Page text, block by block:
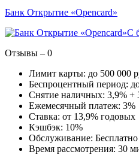
Банк Открытие «Opencard»
С
Отзывы – 0
Лимит карты: до 500 000
Беспроцентный период:
Снятие наличных: 3,9% +
Ежемесячный платеж: 3%
Ставка: от 13,9% годовых
Кэшбэк: 10%
Обслуживание: Бесплатно
Время рассмотрения: 30